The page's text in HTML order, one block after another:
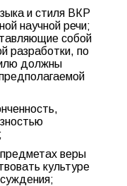
и стиля ВКР
научной речи;
собой
разработки, по
должны
веры
культуре